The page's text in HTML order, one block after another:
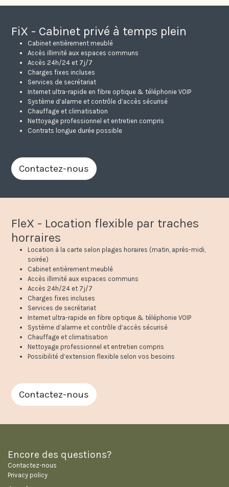
FiX - Cabinet privé à temps plein
Cabinet entièrement meublé
Accès illimité aux espaces communs
Accès 24h/24 et 7j/7
Charges fixes incluses
Services de secrétariat
Internet ultra-rapide en fibre optique & téléphonie VOIP
Système d’alarme et contrôle d’accès sécurisé
Chauffage et climatisation
Nettoyage professionnel et entretien compris
Contrats longue durée possible
Contactez-nous
FleX - Location flexible par traches
horraires
Location à la carte selon plages horaires (matin, après-midi,
soirée)
Cabinet entièrement meublé
Accès illimité aux espaces communs
Accès 24h/24 et 7j/7
Charges fixes incluses
Services de secrétariat
Internet ultra-rapide en fibre optique & téléphonie VOIP
Système d’alarme et contrôle d’accès sécurisé
Chauffage et climatisation
Nettoyage professionnel et entretien compris
Possibilité d’extension flexible selon vos besoins
Contactez-nous
Encore des questions?
Contactez-nous
Privacy policy